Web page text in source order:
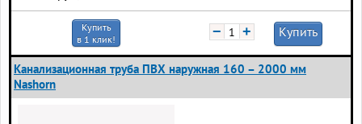
Купить
в 1 клик!
− + Купить
Канализационная труба ПВХ наружная 160 – 2000 мм
Nashorn